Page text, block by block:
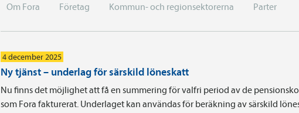
Om Fora Företag Kommun- och regionsektorerna Parter
4 december 2025
Ny tjänst – underlag för särskild löneskatt
Nu finns det möjlighet att få en summering för valfri period av de
som Fora fakturerat. Underlaget kan användas för beräkning av särskild